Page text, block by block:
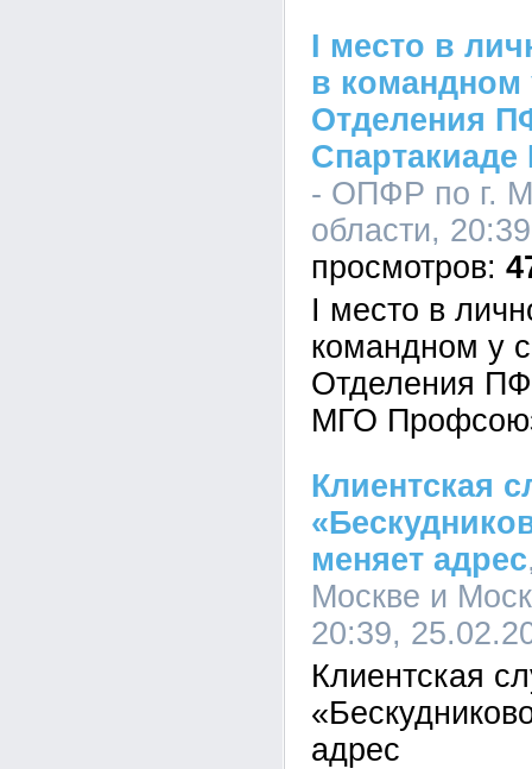
I место в
в
Отделения
- ОПФР по г.
области,
I место в
командном у
Отделения
МГО
Клиентская
меняет адрес
Москве и
20:39,
Клиентская
адрес